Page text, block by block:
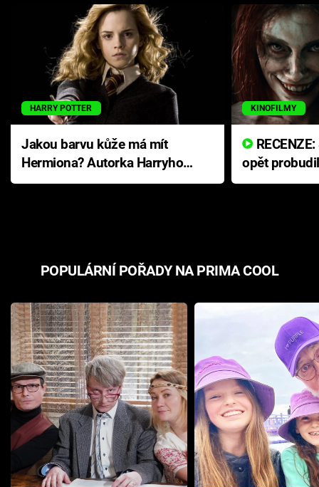
HARRY POTTER
Jakou barvu kůže má mít
Hermiona? Autorka Harryho
Pottera přišla s ráznou
KINOFILMY
opět
přichází s
POPULÁRNÍ POŘADY NA PRIMA COOL